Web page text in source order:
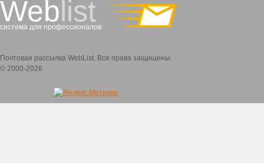
Weblist
система для профессионалов
Почтовая рассылка WebList. Все права защищены.
© 2000-2026